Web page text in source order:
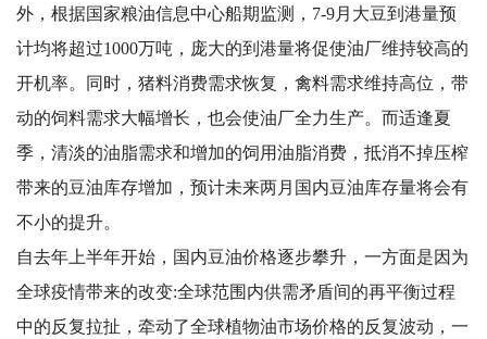
外，根据国家粮油信息中心船期监测，7-9月大豆到港量预
计均将超过1000万吨，庞大的到港量将促使油厂维持较高的
开机率。同时，猪料消费需求恢复，禽料需求维持高位，带
动的饲料需求大幅增长，也会使油厂全力生产。而适逢夏
季，清淡的油脂需求和增加的饲用油脂消费，抵消不掉压榨
带来的豆油库存增加，预计未来两月国内豆油库存量将会有
不小的提升。
自去年上半年开始，国内豆油价格逐步攀升，一方面是因为
全球疫情带来的改变:全球范围内供需矛盾间的再平衡过程
中的反复拉扯，牵动了全球植物油市场价格的反复波动，一